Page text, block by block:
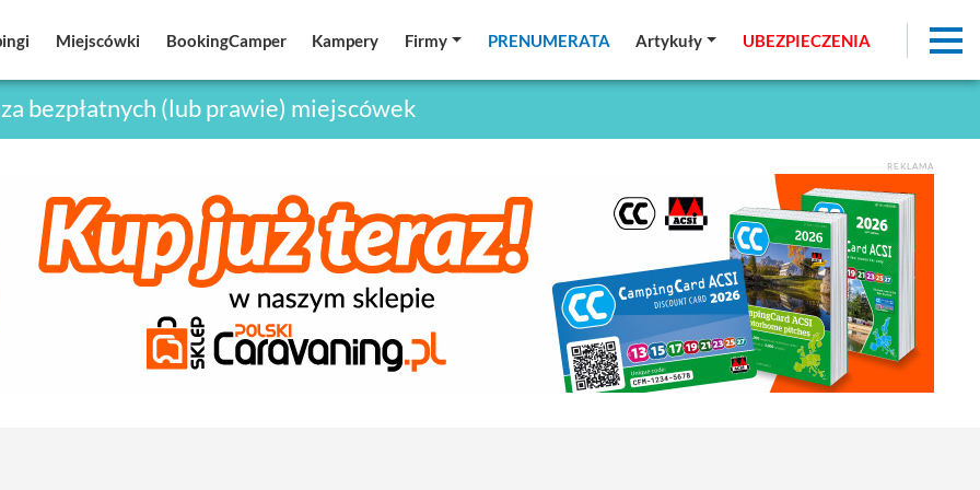
Miejscówki BookingCamper Kampery Firmy PRENUMERATA Artykuły UBEZPIECZENIA
bezpłatnych (lub prawie) miejscówek
REKLAMA
Miejscówki BookingCamper Kampery Firmy PRENUMERATA Artykuły UBEZPIECZENIA